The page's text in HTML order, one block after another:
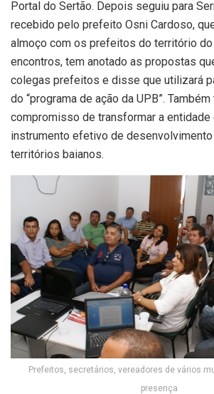
Portal do Sertão. Depois seguiu para
recebido pelo prefeito Osni Cardoso,
almoço com os prefeitos do território
encontros, tem anotado as propostas
colegas prefeitos e disse que utilizará
do “programa de ação da UPB”.
compromisso de transformar a entidade
instrumento efetivo de
territórios baianos.
Prefeitos, secretários, vereadores de vários
presença